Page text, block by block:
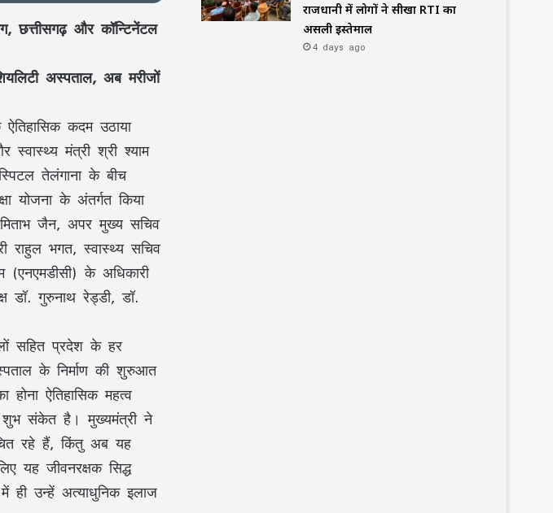
छत्तीसगढ़ और कॉन्टिनेंटल
अस्पताल, अब मरीजों
कदम उठाया
मंत्री श्री श्याम
तेलंगाना के बीच
योजना के अंतर्गत किया
जैन, अपर मुख्य सचिव
भगत, स्वास्थ्य सचिव
(एनएमडीसी) के अधिकारी
डॉ. गुरुनाथ रेड्डी, डॉ.
सहित प्रदेश के हर
के निर्माण की शुरुआत
ऐतिहासिक महत्व
शुभ संकेत है। मुख्यमंत्री ने
रहे हैं, किंतु अब यह
यह जीवनरक्षक सिद्ध
उन्हें अत्याधुनिक इलाज
राजधानी में लोगों ने सीखा RTI का
असली इस्तेमाल
4 days ago